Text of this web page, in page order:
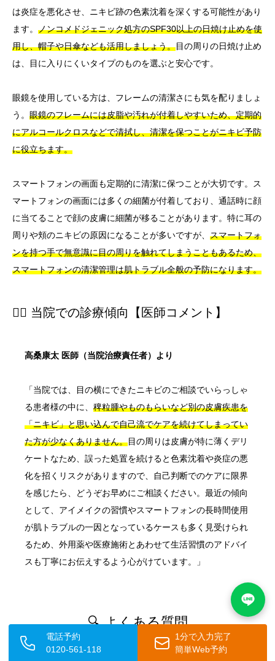
は炎症を悪化させ、ニキビ跡の色素沈着を深くする可能性があり
ます。 ノンコメドジェニック処方のSPF30以上の日焼け止めを使
用し、帽子や日傘なども活用しましょう。目の周りの日焼け止め
は、目に入りにくいタイプのものを選ぶと安心です。
眼鏡を使用している方は、フレームの清潔さにも気を配りましょ
う。 眼鏡のフレームには皮脂や汚れが付着しやすいため、定期的
にアルコールクロスなどで清拭し、清潔を保つことがニキビ予防
に役立ちます。
スマートフォンの画面も定期的に清潔に保つことが大切です。ス
マートフォンの画面には多くの細菌が付着しており、通話時に顔
に当てることで顔の皮膚に細菌が移ることがあります。特に耳の
周りや頬のニキビの原因になることが多いですが、 スマートフォ
ンを持つ手で無意識に目の周りを触れてしまうこともあるため、
スマートフォンの清潔管理は肌トラブル全般の予防になります。
👨‍⚕️ 当院での診療傾向【医師コメント】
高桑康太 医師（当院治療責任者）より
「当院では、目の横にできたニキビのご相談でいらっしゃ
る患者様の中に、 稗粒腫やものもらいなど別の皮膚疾患を
「ニキビ」と思い込んで自己流でケアを続けてしまってい
た方が少なくありません。目の周りは皮膚が特に薄くデリ
ケートなため、誤った処置を続けると色素沈着や炎症の悪
化を招くリスクがありますので、自己判断でのケアに限界
を感じたら、どうぞお早めにご相談ください。最近の傾向
として、アイメイクの習慣やスマートフォンの長時間使用
が肌トラブルの一因となっているケースも多く見受けられ
るため、外用薬や医療施術とあわせて生活習慣のアドバイ
スも丁寧にお伝えするよう心がけています。」
🔍 よくある質問
目の横のニキビを自分で潰しても大丈夫ですか？
電話予約
0120-561-118
1分で入力完了
簡単Web予約